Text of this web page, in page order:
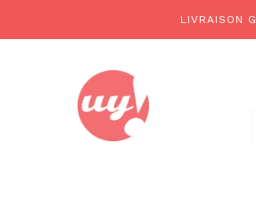
contenu